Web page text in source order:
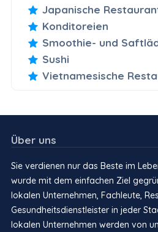
Japanische
Konditoreien
Smoothie- und
Sushi
Vietnamesische
Über uns
Sie verdienen nur das Beste im
wurde mit dem einfachen Ziel
lokalen Unternehmen, Fachleute,
Gesundheitsdienstleister in jeder
lokalen Unternehmen werden von